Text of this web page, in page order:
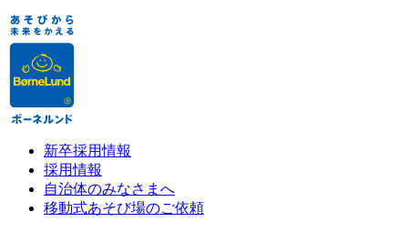
新卒採用情報
採用情報
自治体のみなさまへ
移動式あそび場のご依頼